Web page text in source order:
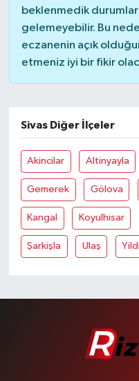
beklenmedik
gelemeyebilir. Bu
eczanenin açık
etmeniz iyi bir fikir
Sivas Diğer İlçeler
Akincilar Altinyayla
Gemerek Gölova
Kangal Koyulhisar
Şarkişla Ulaş